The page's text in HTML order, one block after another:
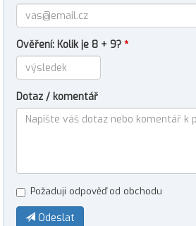
Ověření: Kolik je 8 + 9? *
Dotaz / komentář
Požaduji odpověď od obchodu
Odeslat